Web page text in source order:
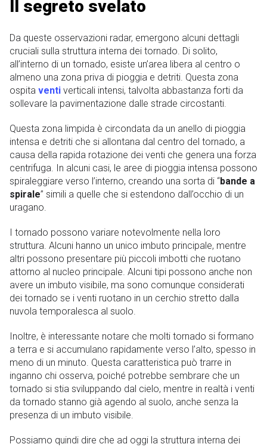
Il segreto svelato
Da queste osservazioni radar, emergono alcuni dettagli
cruciali sulla struttura interna dei tornado. Di solito,
all’interno di un tornado, esiste un’area libera al centro o
almeno una zona priva di pioggia e detriti. Questa zona
ospita venti verticali intensi, talvolta abbastanza forti da
sollevare la pavimentazione dalle strade circostanti.
Questa zona limpida è circondata da un anello di pioggia
intensa e detriti che si allontana dal centro del tornado, a
causa della rapida rotazione dei venti che genera una forza
centrifuga. In alcuni casi, le aree di pioggia intensa possono
spiraleggiare verso l’interno, creando una sorta di “bande a
spirale” simili a quelle che si estendono dall’occhio di un
uragano.
I tornado possono variare notevolmente nella loro
struttura. Alcuni hanno un unico imbuto principale, mentre
altri possono presentare più piccoli imbotti che ruotano
attorno al nucleo principale. Alcuni tipi possono anche non
avere un imbuto visibile, ma sono comunque considerati
dei tornado se i venti ruotano in un cerchio stretto dalla
nuvola temporalesca al suolo.
Inoltre, è interessante notare che molti tornado si formano
a terra e si accumulano rapidamente verso l’alto, spesso in
meno di un minuto. Questa caratteristica può trarre in
inganno chi osserva, poiché potrebbe sembrare che un
tornado si stia sviluppando dal cielo, mentre in realtà i venti
da tornado stanno già agendo al suolo, anche senza la
presenza di un imbuto visibile.
Possiamo quindi dire che ad oggi la struttura interna dei